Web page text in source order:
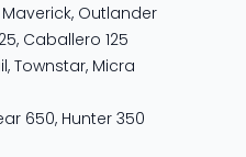
Maverick, Outlander
, Caballero 125
, Townstar, Micra
650, Hunter 350